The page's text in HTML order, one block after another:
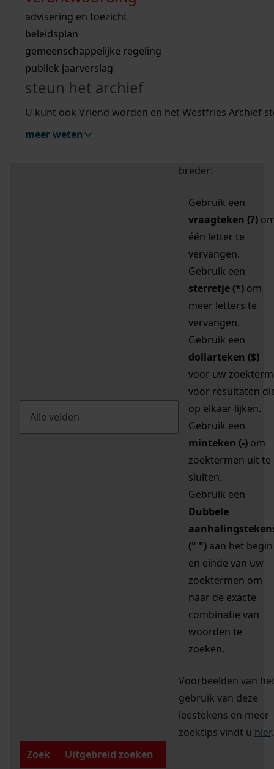
bouwvergunningen
omgevingsvergunningen
vergunningen
beeld en geluid
uitleg nodig?
Wij helpen u op weg met een aantal zoektips.
bekijk alle zoektips
Wij helpen u op weg met een aantal zoektips.
bekijk alle zoektips
bekijk ons geschiedenislokaal
advisering en toezicht
beleidsplan
gemeenschappelijke regeling
publiek jaarverslag
steun het archief
U kunt ook Vriend worden en het Westfries Archief
meer weten
zoektips
Mijn Studiezaal (inloggen)
uw zoekopdracht te
breder:
Gebruik een
vraagteken (?)
één letter te
vervangen.
Gebruik een
sterretje (*) om
meer letters te
vervangen.
Gebruik een
dollarteken ($)
voor uw zoekterm
voor resultaten
op elkaar lijken.
Gebruik een
minteken (-) om
zoektermen uit te
sluiten.
Gebruik een
Dubbele
(" ") aan het begin
en einde van uw
zoektermen om
naar de exacte
combinatie van
woorden te
zoeken.
Voorbeelden van
gebruik van deze
leestekens en meer
zoektips vindt u hier.
Zoek
Uitgebreid zoeken